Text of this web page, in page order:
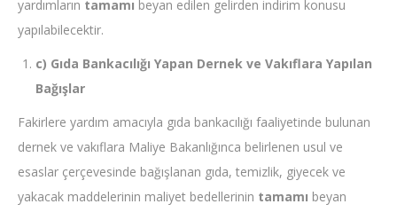
yardımların tamamı beyan edilen gelirden indirim konusu
yapılabilecektir.
c) Gıda Bankacılığı Yapan Dernek ve Vakıflara Yapılan
Bağışlar
Fakirlere yardım amacıyla gıda bankacılığı faaliyetinde bulunan
dernek ve vakıflara Maliye Bakanlığınca belirlenen usul ve
esaslar çerçevesinde bağışlanan gıda, temizlik, giyecek ve
yakacak maddelerinin maliyet bedellerinin tamamı beyan